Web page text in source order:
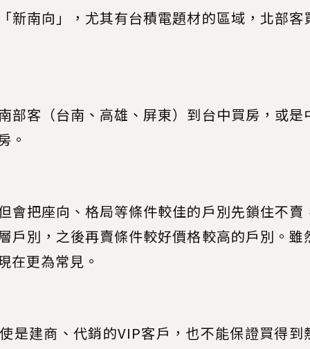
新南向」，尤其有台積電題材的區域，北部客
部客（台南、高雄、屏東）到台中買房，或是
。
會把座向、格局等條件較佳的戶別先鎖住不賣
戶別，之後再賣條件較好價格較高的戶別。雖
在更為常見。
是建商、代銷的VIP客戶，也不能保證買得到